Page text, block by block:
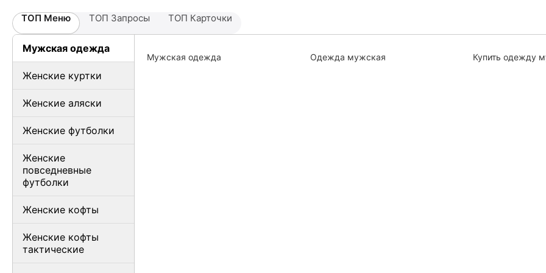
ТОП Меню ТОП Запросы ТОП Карточки
Мужская одежда
Женские куртки
Женские аляски
Женские футболки
Женские
повседневные
футболки
Женские кофты
Женские кофты
тактические
Мужская одежда Одежда мужская Купить одежду